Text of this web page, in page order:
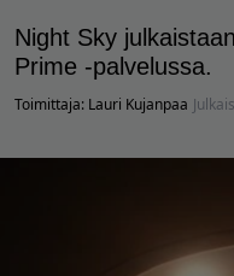
Night Sky
Prime -palvelussa.
Toimittaja: Lauri Kujanpaa